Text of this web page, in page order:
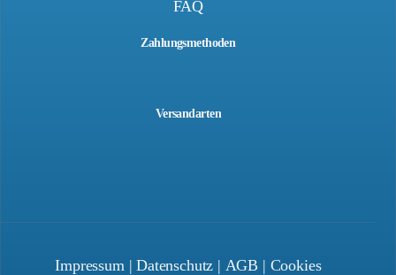
FAQ
Zahlungsmethoden
Versandarten
Impressum|Datenschutz | AGB | Cookies